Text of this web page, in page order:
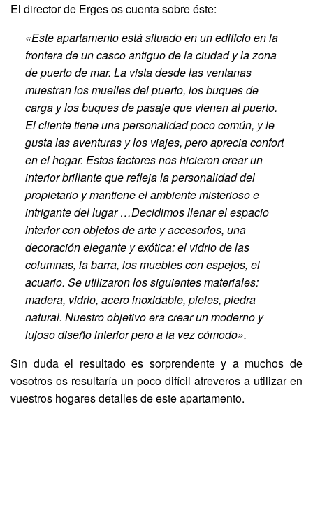
El director de Erges os cuenta sobre éste:
«Este apartamento está situado en un edificio en la
frontera de un casco antiguo de la ciudad y la zona
de puerto de mar. La vista desde las ventanas
muestran los muelles del puerto, los buques de
carga y los buques de pasaje que vienen al puerto.
El cliente tiene una personalidad poco común, y le
gusta las aventuras y los viajes, pero aprecia confort
en el hogar. Estos factores nos hicieron crear un
interior brillante que refleja la personalidad del
propietario y mantiene el ambiente misterioso e
intrigante del lugar …Decidimos llenar el espacio
interior con objetos de arte y accesorios, una
decoración elegante y exótica: el vidrio de las
columnas, la barra, los muebles con espejos, el
acuario. Se utilizaron los siguientes materiales:
madera, vidrio, acero inoxidable, pieles, piedra
natural. Nuestro objetivo era crear un moderno y
lujoso diseño interior pero a la vez cómodo».
Sin duda el resultado es sorprendente y a muchos de
vosotros os resultaría un poco difícil atreveros a utilizar en
vuestros hogares detalles de este apartamento.